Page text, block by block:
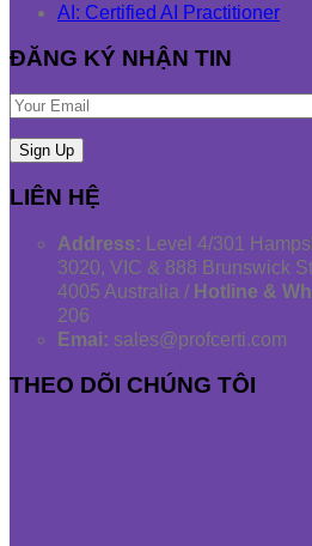
AI: Certified AI Practitioner
ĐĂNG KÝ NHẬN TIN
LIÊN HỆ
Address: Level 4/301
3020, VIC & 888 Brunswick
4005 Australia / Hotline &
206
Emai: sales@profcerti.com
THEO DÕI CHÚNG TÔI